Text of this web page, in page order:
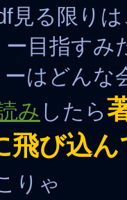
見る限り
目指すみ
はどんな
み したら
飛び込
りゃ